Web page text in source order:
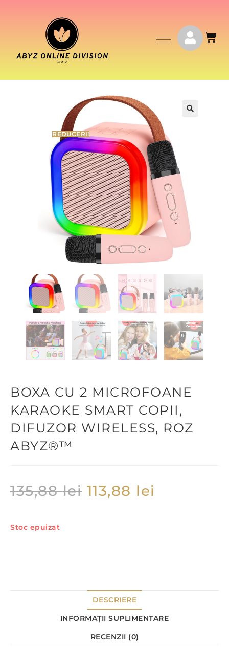
REDUCERI!
BOXA CU 2 MICROFOANE
KARAOKE SMART COPII,
DIFUZOR WIRELESS, ROZ
ABYZ®™
135,88lei 113,88 lei
Stoc epuizat
DESCRIERE
INFORMAȚII SUPLIMENTARE
RECENZII (0)